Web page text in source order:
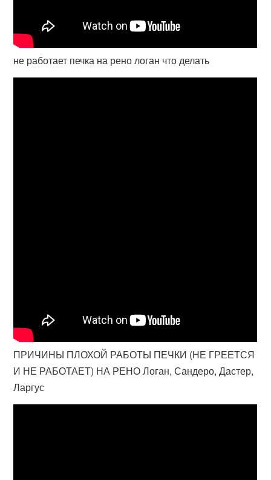
не работает печка на рено логан что делать
ПРИЧИНЫ ПЛОХОЙ РАБОТЫ ПЕЧКИ (НЕ ГРЕЕТСЯ
И НЕ РАБОТАЕТ) НА РЕНО Логан, Сандеро, Дастер,
Ларгус